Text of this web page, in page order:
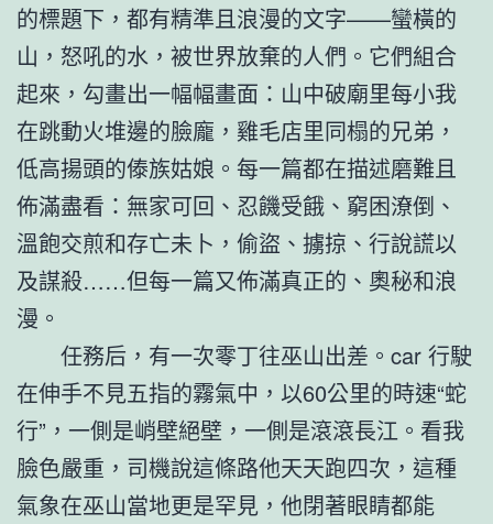
的標題下，都有精準且浪漫的文字——蠻橫的
山，怒吼的水，被世界放棄的人們。它們組合
起來，勾畫出一幅幅畫面：山中破廟里每小我
在跳動火堆邊的臉龐，雞毛店里同榻的兄弟，
低高揚頭的傣族姑娘。每一篇都在描述磨難且
佈滿盡看：無家可回、忍饑受餓、窮困潦倒、
溫飽交煎和存亡未卜，偷盜、擄掠、行說謊以
及謀殺……但每一篇又佈滿真正的、奧秘和浪
漫。
任務后，有一次零丁往巫山出差。car 行駛
在伸手不見五指的霧氣中，以60公里的時速“蛇
行”，一側是峭壁絕壁，一側是滾滾長江。看我
臉色嚴重，司機說這條路他天天跑四次，這種
氣象在巫山當地更是罕見，他閉著眼睛都能